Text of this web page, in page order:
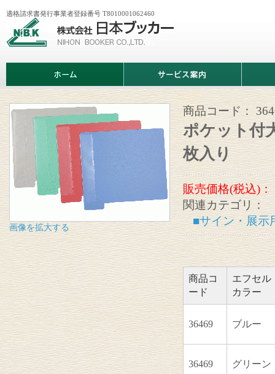
会
日
ッ
カ
ー
適格請求書発行事業者登録番号 T8010001062460
ム
ビ
案
情
画像を拡大する
商品コード：
ポケット付
枚入り
販売価格(税込)：
関連カテゴリ：
■サイン・展示
商品コ
ード
エフセル
カラー
36469 ブルー
36469 グリーン